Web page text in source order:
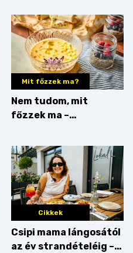
Mit főzzek ma?
Nem tudom, mit
főzzek ma –
Cikkek
Csipi mama lángosától
az év strandételéig –